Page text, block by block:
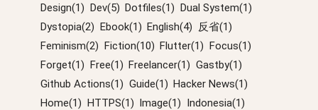
Design(1) Dev(5) Dotfiles(1) Dual System(1)
Dystopia(2) Ebook(1) English(4)
反省(1)
Feminism(2) Fiction(10) Flutter(1) Focus(1)
Forget(1) Free(1) Freelancer(1) Gastby(1)
Github Actions(1) Guide(1) Hacker News(1)
Home(1) HTTPS(1) Image(1) Indonesia(1)